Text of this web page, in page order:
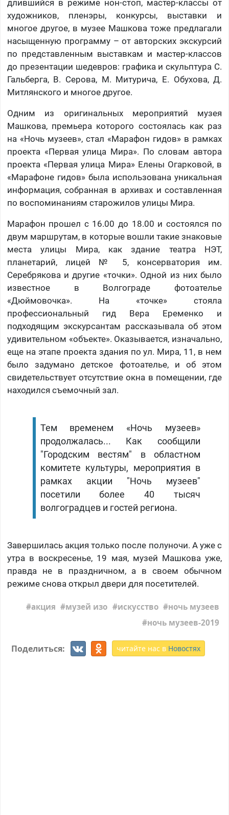
длившийся в режиме нон-стоп, мастер-классы от
художников, пленэры, конкурсы, выставки и
многое другое, в музее Машкова тоже предлагали
насыщенную программу – от авторских экскурсий
по представленным выставкам и мастер-классов
до презентации шедевров: графика и скульптура С.
Гальберга, В. Серова, М. Митурича, Е. Обухова, Д.
Митлянского и многое другое.
Одним из оригинальных мероприятий музея
Машкова, премьера которого состоялась как раз
на «Ночь музеев», стал «Марафон гидов» в рамках
проекта «Первая улица Мира». По словам автора
проекта «Первая улица Мира» Елены Огарковой, в
«Марафоне гидов» была использована уникальная
информация, собранная в архивах и составленная
по воспоминаниям старожилов улицы Мира.
Марафон прошел с 16.00 до 18.00 и состоялся по
двум маршрутам, в которые вошли такие знаковые
места улицы Мира, как здание театра НЭТ,
планетарий, лицей № 5, консерватория им.
Серебрякова и другие «точки». Одной из них было
известное в Волгограде фотоателье
«Дюймовочка». На «точке» стояла
профессиональный гид Вера Еременко и
подходящим экскурсантам рассказывала об этом
удивительном «объекте». Оказывается, изначально,
еще на этапе проекта здания по ул. Мира, 11, в нем
было задумано детское фотоателье, и об этом
свидетельствует отсутствие окна в помещении, где
находился съемочный зал.
Тем временем «Ночь музеев»
продолжалась... Как сообщили
"Городским вестям" в областном
комитете культуры, мероприятия в
рамках акции "Ночь музеев"
посетили более 40 тысяч
волгоградцев и гостей региона.
Завершилась акция только после полуночи. А уже с
утра в воскресенье, 19 мая, музей Машкова уже,
правда не в праздничном, а в своем обычном
режиме снова открыл двери для посетителей.
акция музей изо искусство
ночь музеев
ночь музеев-2019
Поделиться: читайте нас в Новостях